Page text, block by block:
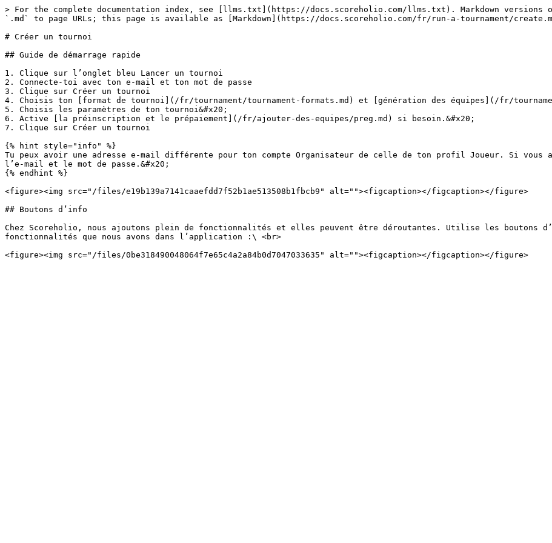
> For the complete documentation index, see [llms.txt](https://docs.scoreholio.com/llms.txt). Markdown versions
`.md` to page URLs; this page is available as [Markdown](https://docs.scoreholio.com/fr/run-a-tournament/
# Créer un tournoi
## Guide de démarrage rapide
1. Clique sur l’onglet bleu Lancer un tournoi
2. Connecte-toi avec ton e-mail et ton mot de passe
3. Clique sur Créer un tournoi
4. Choisis ton [format de tournoi](/fr/tournament/tournament-formats.md) et [génération des équipes](/fr/
5. Choisis les paramètres de ton tournoi&#x20;
6. Active [la préinscription et le prépaiement](/fr/ajouter-des-equipes/preg.md) si besoin.&#x20;
7. Clique sur Créer un tournoi
{% hint style="info" %}
Tu peux avoir une adresse e-mail différente pour ton compte Organisateur de celle de ton profil Joueur. Si vous
l’e-mail et le mot de passe.&#x20;
{% endhint %}
<figure><img src="/files/e19b139a7141caaefdd7f52b1ae513508b1fbcb9" alt=""><figcaption></figcaption></figure>
## Boutons d’info
Chez Scoreholio, nous ajoutons plein de fonctionnalités et elles peuvent être déroutantes. Utilise les boutons
fonctionnalités que nous avons dans l’application :\ <br>